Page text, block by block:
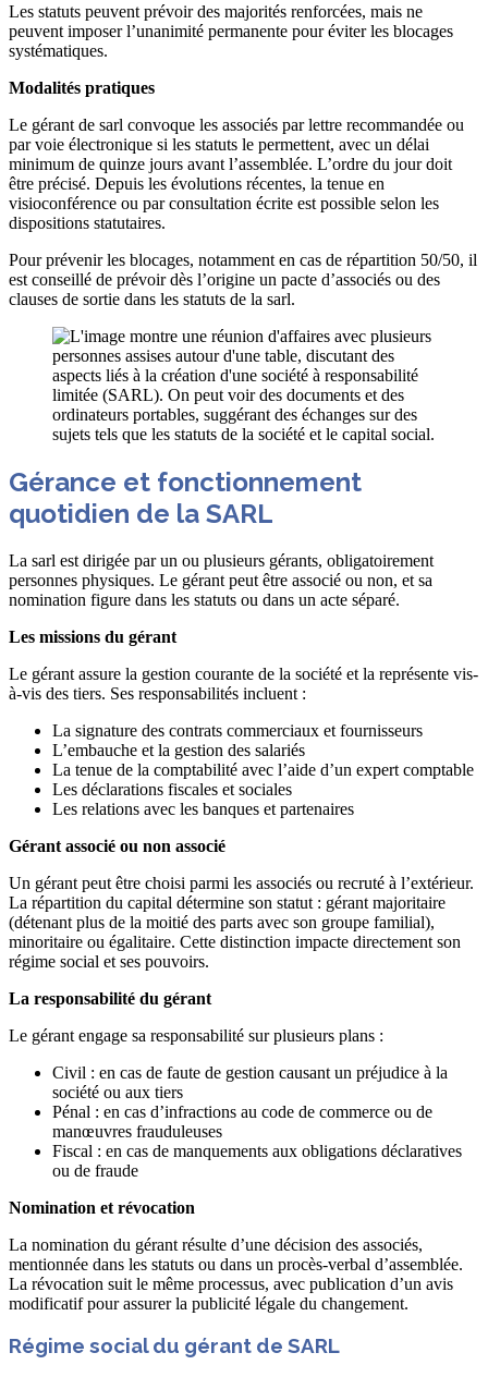
Les statuts peuvent prévoir des majorités renforcées, mais ne
peuvent imposer l’unanimité permanente pour éviter les blocages
systématiques.
Modalités pratiques
Le gérant de sarl convoque les associés par lettre recommandée ou
par voie électronique si les statuts le permettent, avec un délai
minimum de quinze jours avant l’assemblée. L’ordre du jour doit
être précisé. Depuis les évolutions récentes, la tenue en
visioconférence ou par consultation écrite est possible selon les
dispositions statutaires.
Pour prévenir les blocages, notamment en cas de répartition 50/50, il
est conseillé de prévoir dès l’origine un pacte d’associés ou des
clauses de sortie dans les statuts de la sarl.
Gérance et fonctionnement
quotidien de la SARL
La sarl est dirigée par un ou plusieurs gérants, obligatoirement
personnes physiques. Le gérant peut être associé ou non, et sa
nomination figure dans les statuts ou dans un acte séparé.
Les missions du gérant
Le gérant assure la gestion courante de la société et la représente vis-
à-vis des tiers. Ses responsabilités incluent :
La signature des contrats commerciaux et fournisseurs
L’embauche et la gestion des salariés
La tenue de la comptabilité avec l’aide d’un expert comptable
Les déclarations fiscales et sociales
Les relations avec les banques et partenaires
Gérant associé ou non associé
Un gérant peut être choisi parmi les associés ou recruté à l’extérieur.
La répartition du capital détermine son statut : gérant majoritaire
(détenant plus de la moitié des parts avec son groupe familial),
minoritaire ou égalitaire. Cette distinction impacte directement son
régime social et ses pouvoirs.
La responsabilité du gérant
Le gérant engage sa responsabilité sur plusieurs plans :
Civil : en cas de faute de gestion causant un préjudice à la
société ou aux tiers
Pénal : en cas d’infractions au code de commerce ou de
manœuvres frauduleuses
Fiscal : en cas de manquements aux obligations déclaratives
ou de fraude
Nomination et révocation
La nomination du gérant résulte d’une décision des associés,
mentionnée dans les statuts ou dans un procès-verbal d’assemblée.
La révocation suit le même processus, avec publication d’un avis
modificatif pour assurer la publicité légale du changement.
Régime social du gérant de SARL